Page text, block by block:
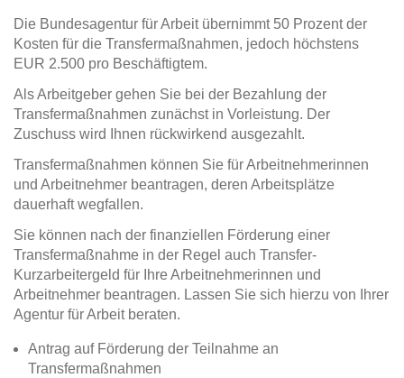
Die Bundesagentur für Arbeit übernimmt 50 Prozent der
Kosten für die Transfermaßnahmen, jedoch höchstens
EUR 2.500 pro Beschäftigtem.
Als Arbeitgeber gehen Sie bei der Bezahlung der
Transfermaßnahmen zunächst in Vorleistung. Der
Zuschuss wird Ihnen rückwirkend ausgezahlt.
Transfermaßnahmen können Sie für Arbeitnehmerinnen
und Arbeitnehmer beantragen, deren Arbeitsplätze
dauerhaft wegfallen.
Sie können nach der finanziellen Förderung einer
Transfermaßnahme in der Regel auch Transfer-
Kurzarbeitergeld für Ihre Arbeitnehmerinnen und
Arbeitnehmer beantragen. Lassen Sie sich hierzu von Ihrer
Agentur für Arbeit beraten.
Antrag auf Förderung der Teilnahme an
Transfermaßnahmen